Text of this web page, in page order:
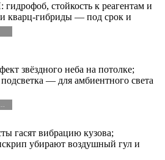
стойкость к реагентам и
и кварц-гибриды — под срок и
звёздного неба на потолке;
— для амбиентного света
гасят вибрацию кузова;
убирают воздушный гул и